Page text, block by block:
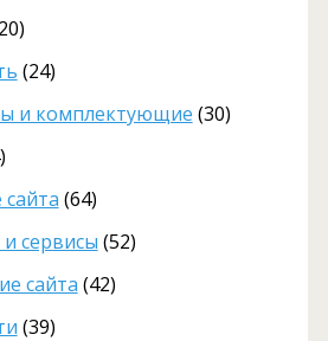
(24)
и комплектующие (30)
(64)
сервисы (52)
сайта (42)
(39)